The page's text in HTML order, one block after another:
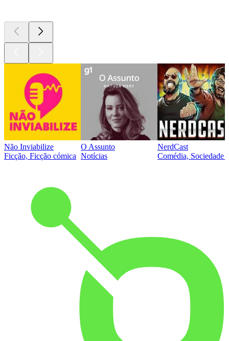
Não Inviabilize
Ficção, Ficção cómica
O Assunto
Notícias
NerdCast
Comédia, Sociedade